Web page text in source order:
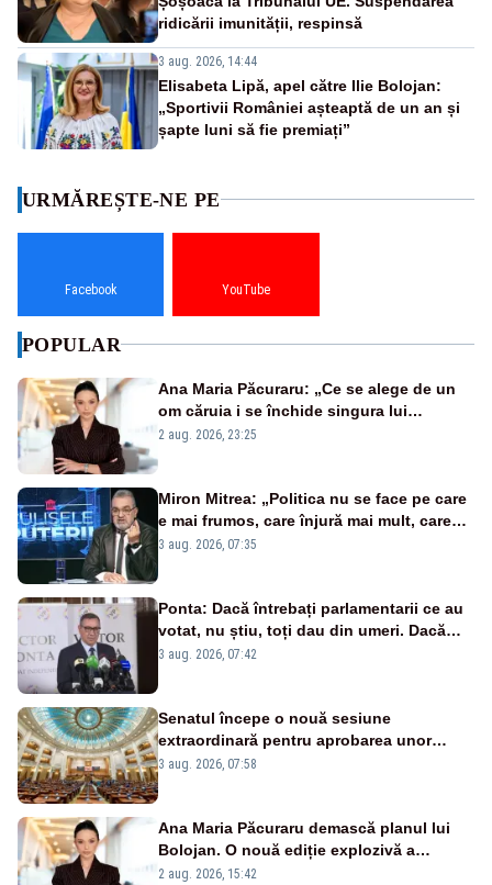
ridicării imunității, respinsă
3 aug. 2026, 14:44
Elisabeta Lipă, apel către Ilie Bolojan:
„Sportivii României așteaptă de un an și
șapte luni să fie premiați”
URMĂREȘTE-NE PE
Facebook YouTube
POPULAR
Ana Maria Păcuraru: „Ce se alege de un
om căruia i se închide singura lui
portiță?”
2 aug. 2026, 23:25
Miron Mitrea: „Politica nu se face pe care
e mai frumos, care înjură mai mult, care
țipă mai tare, ci pe proiecte”
3 aug. 2026, 07:35
Ponta: Dacă întrebați parlamentarii ce au
votat, nu știu, toți dau din umeri. Dacă
întrebi de ce au votat pro sau contra, o să
3 aug. 2026, 07:42
Senatul începe o nouă sesiune
extraordinară pentru aprobarea unor
jaloane din PNRR
3 aug. 2026, 07:58
Ana Maria Păcuraru demască planul lui
Bolojan. O nouă ediție explozivă a
emisiunii „Miza Zilei” la Realitatea PLUS
2 aug. 2026, 15:42